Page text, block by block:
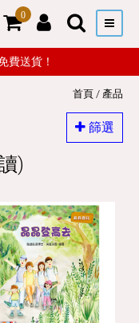
0
費送貨！
首頁 / 產品
篩選
)